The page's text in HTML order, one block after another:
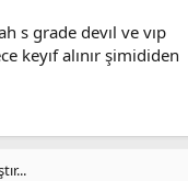
s grade devıl ve vıp
keyıf alınır şimididen